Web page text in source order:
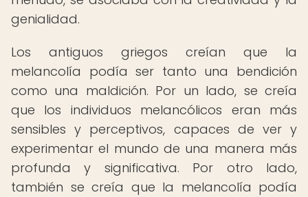
genialidad.
Los antiguos griegos creían que la
melancolía podía ser tanto una bendición
como una maldición. Por un lado, se creía
que los individuos melancólicos eran más
sensibles y perceptivos, capaces de ver y
experimentar el mundo de una manera más
profunda y significativa. Por otro lado,
también se creía que la melancolía podía